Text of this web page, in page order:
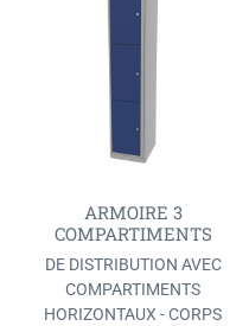
ARMOIRE 3
COMPARTIMENTS
DE DISTRIBUTION AVEC
COMPARTIMENTS
HORIZONTAUX - CORPS